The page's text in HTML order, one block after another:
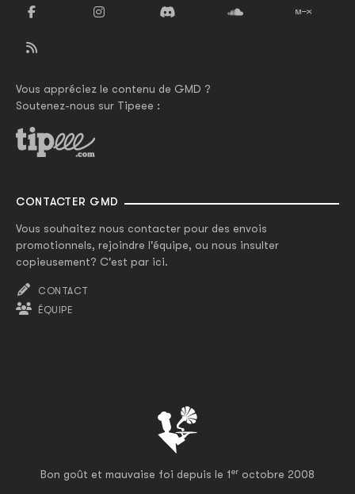
Bon goût et mauvaise foi depuis le 1er octobre 2008
Vous appréciez le contenu de GMD ?
Soutenez-nous sur Tipeee :
CONTACTER GMD
Vous souhaitez nous contacter pour des envois
promotionnels, rejoindre l'équipe, ou nous insulter
copieusement? C'est par ici.
CONTACT
ÉQUIPE